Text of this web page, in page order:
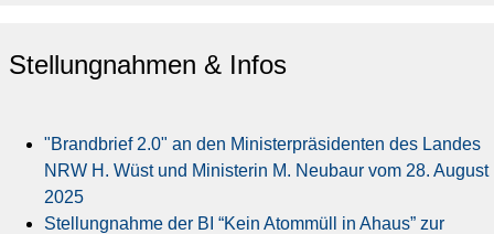
Stellungnahmen & Infos
"Brandbrief 2.0" an den Ministerpräsidenten des Landes
NRW H. Wüst und Ministerin M. Neubaur vom 28. August
2025
Stellungnahme der BI “Kein Atommüll in Ahaus” zur